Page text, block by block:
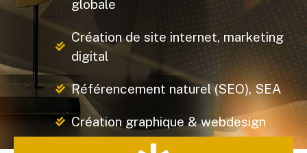
globale
Création de site internet, marketing
digital
Référencement naturel (SEO), SEA
Création graphique & webdesign